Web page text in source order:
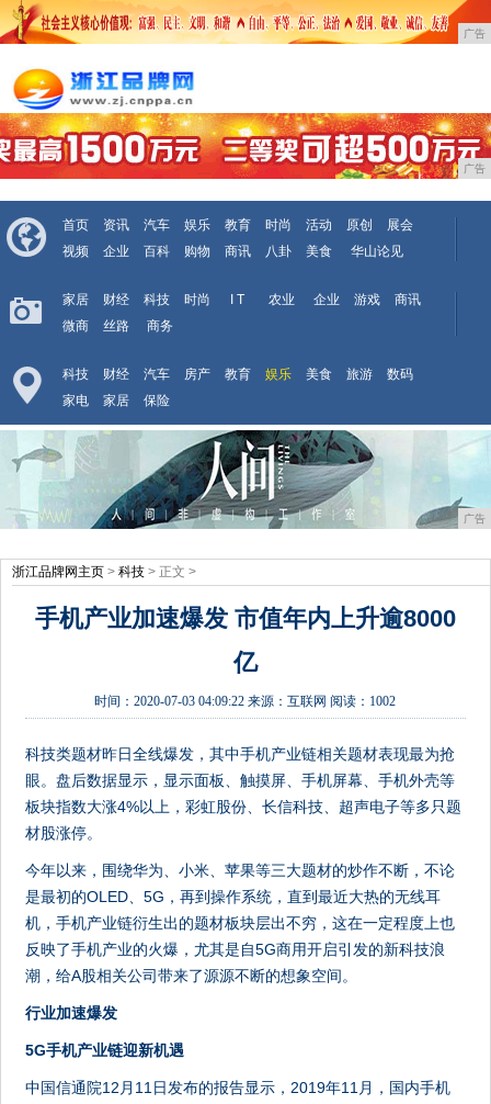
广告
广告
首页 资讯 汽车 娱乐 教育 时尚 活动 原创
展会
视频
企业 百科 购物 商讯 八卦 美食 华山论见
家居 财经 科技 时尚 I T 农业 企业 游戏
商讯
微商
丝路 商务
科技 财经 汽车 房产 教育 娱乐 美食 旅游
数码
家电
家居 保险
广告
浙江品牌网主页 > 科技 > 正文 >
手机产业加速爆发 市值年内上升逾8000
亿
时间：2020-07-03 04:09:22 来源：互联网 阅读：1002
科技类题材昨日全线爆发，其中手机产业链相关题材表现最为抢
眼。盘后数据显示，显示面板、触摸屏、手机屏幕、手机外壳等
板块指数大涨4%以上，彩虹股份、长信科技、超声电子等多只题
材股涨停。
今年以来，围绕华为、小米、苹果等三大题材的炒作不断，不论
是最初的OLED、5G，再到操作系统，直到最近大热的无线耳
机，手机产业链衍生出的题材板块层出不穷，这在一定程度上也
反映了手机产业的火爆，尤其是自5G商用开启引发的新科技浪
潮，给A股相关公司带来了源源不断的想象空间。
行业加速爆发
5G手机产业链迎新机遇
中国信通院12月11日发布的报告显示，2019年11月，国内手机